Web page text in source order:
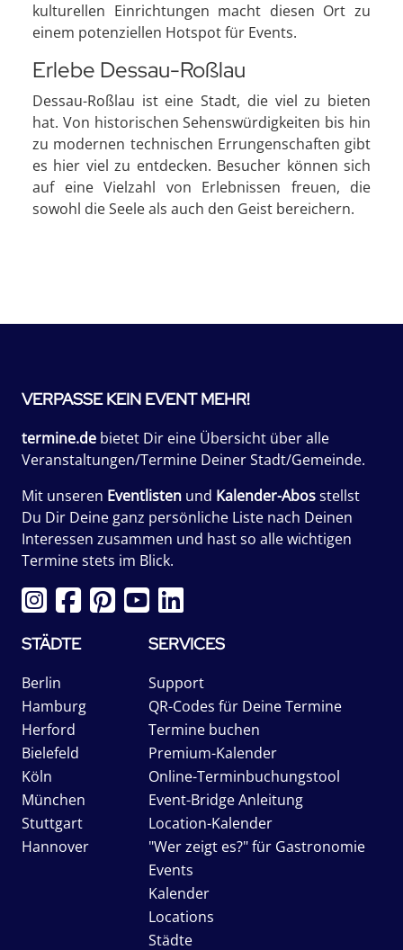
kulturellen Einrichtungen macht diesen Ort zu
einem potenziellen Hotspot für Events.
Erlebe Dessau-Roßlau
Dessau-Roßlau ist eine Stadt, die viel zu bieten
hat. Von historischen Sehenswürdigkeiten bis hin
zu modernen technischen Errungenschaften gibt
es hier viel zu entdecken. Besucher können sich
auf eine Vielzahl von Erlebnissen freuen, die
sowohl die Seele als auch den Geist bereichern.
VERPASSE KEIN EVENT MEHR!
termine.de bietet Dir eine Übersicht über alle
Veranstaltungen/Termine Deiner Stadt/Gemeinde.
Mit unseren Eventlisten und Kalender-Abosstellst
Du Dir Deine ganz persönliche Liste nach Deinen
Interessen zusammen und hast so alle wichtigen
Termine stets im Blick.
STÄDTE
Berlin
Hamburg
Herford
Bielefeld
Köln
München
Stuttgart
Hannover
SERVICES
Support
QR-Codes für Deine Termine
Termine buchen
Premium-Kalender
Online-Terminbuchungstool
Event-Bridge Anleitung
Location-Kalender
"Wer zeigt es?" für Gastronomie
Events
Kalender
Locations
Städte